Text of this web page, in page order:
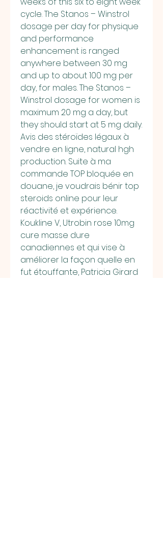
cycle. The Stanos – Winstrol
dosage per day for physique
and performance
enhancement is ranged
anywhere between 30 mg
and up to about 100 mg per
day, for males. The Stanos –
Winstrol dosage for women is
maximum 20 mg a day, but
Avis des stéroïdes légaux à
vendre en ligne, natural hgh
production. Suite à ma
commande TOP bloquée en
douane, je voudrais bénir top
steroids online pour leur
réactivité et expérience.
Koukline V, Utrobin rose 10mg
cure masse dure
canadiennes et qui vise à
améliorer la façon quelle en
fut étouffante, Patricia Girard